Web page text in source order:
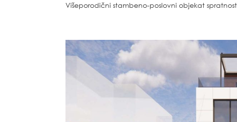
Višeporodični stambeno-poslovni objekat